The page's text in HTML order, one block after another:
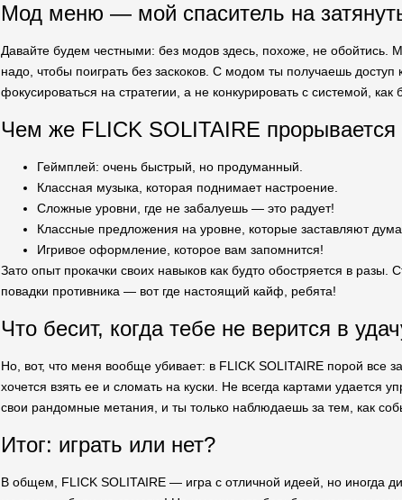
Мод меню — мой спаситель на
Давайте будем честными: без модов здесь, похоже, не обойтись.
надо, чтобы поиграть без заскоков. С модом ты получаешь
фокусироваться на стратегии, а не конкурировать с системой, как
Чем же FLICK SOLITAIRE прорывается
Геймплей: очень быстрый, но продуманный.
Классная музыка, которая поднимает настроение.
Сложные уровни, где не забалуешь — это радует!
Классные предложения на уровне, которые заставляют
Игривое оформление, которое вам запомнится!
Зато опыт прокачки своих навыков как будто обостряется в разы.
повадки противника — вот где настоящий кайф, ребята!
Что бесит, когда тебе не верится в
Но, вот, что меня вообще убивает: в FLICK SOLITAIRE порой все
хочется взять ее и сломать на куски. Не всегда картами удается
свои рандомные метания, и ты только наблюдаешь за тем, как
Итог: играть или нет?
В общем, FLICK SOLITAIRE — игра с отличной идеей, но иногда